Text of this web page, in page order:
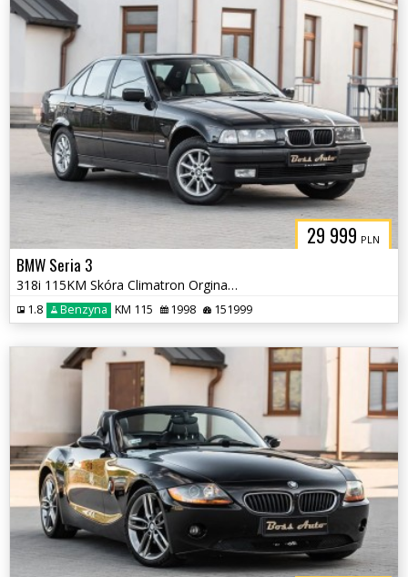
29 999 PLN
BMW Seria 3
318i 115KM Skóra Climatron Orginał Lakier Super Stan !!!
1.8 Benzyna KM 115 1998 151999